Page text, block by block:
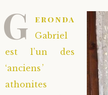
G eronda
Gabriel
est l’un des
‘anciens’
athonites